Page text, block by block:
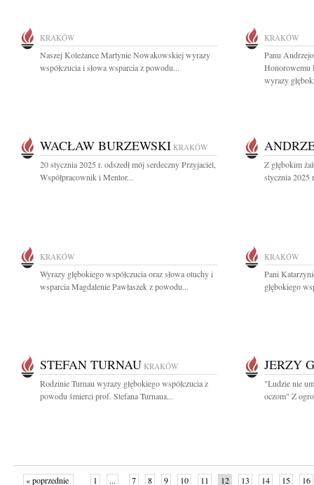
KRAKÓW
Naszej Koleżance Martynie Nowakowskiej wyrazy
współczucia i słowa wsparcia z powodu...
KRAKÓW
Panu
Honorowemu
wyrazy
WACŁAW BURZEWSKI KRAKÓW
20 stycznia 2025 r. odszedł mój serdeczny Przyjaciel,
Współpracownik i Mentor...
Z głębokim
stycznia 2025
KRAKÓW
Wyrazy głębokiego współczucia oraz słowa otuchy i
wsparcia Magdalenie Pawłaszek z powodu...
KRAKÓW
Pani
głębokiego
STEFAN TURNAU KRAKÓW
Rodzinie Turnau wyrazy głębokiego współczucia z
powodu śmierci prof. Stefana Turnaua...
JERZY
"Ludzie nie
oczom" Z
« poprzednie 1 ... 7 8 9 10 11 12 13 14 15 16